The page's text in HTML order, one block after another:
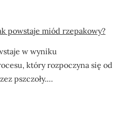
powstaje miód rzepakowy?
w wyniku
który rozpoczyna się od
pszczoły.…